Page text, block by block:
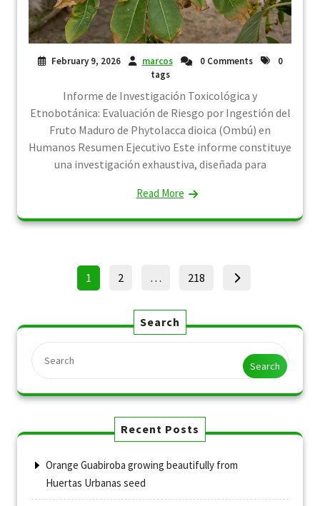
February 9, 2026 marcos 0 Comments
0
tags
Informe de Investigación Toxicológica y
Etnobotánica: Evaluación de Riesgo por Ingestión del
Fruto Maduro de Phytolacca dioica (Ombú) en
Humanos Resumen Ejecutivo Este informe constituye
una investigación exhaustiva, diseñada para
Read More
Posts
Page
1 Page
2 … Page
218
Search
Search
Recent Posts
Orange Guabiroba growing beautifully from
Huertas Urbanas seed